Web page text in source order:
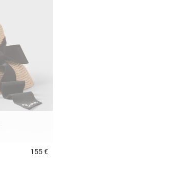
155 €3,6 out of 5 Customer Rating